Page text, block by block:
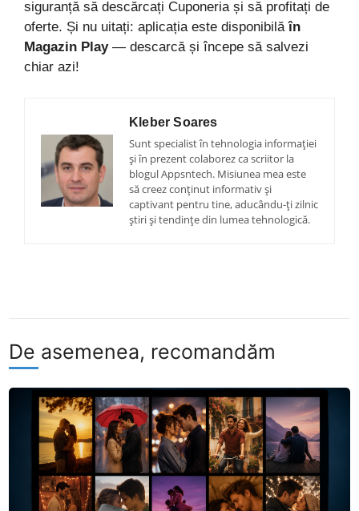
siguranță să descărcați Cuponeria și să profitați de
oferte. Și nu uitați: aplicația este disponibilăîn
Magazin Play— descarcă și începe să salvezi
chiar azi!
Kleber Soares
Sunt specialist în tehnologia informației
și în prezent colaborez ca scriitor la
blogul Appsntech. Misiunea mea este
să creez conținut informativ și
captivant pentru tine, aducându-ți zilnic
știri și tendințe din lumea tehnologică.
De asemenea, recomandăm